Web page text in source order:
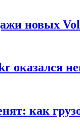
новых
оказался
как